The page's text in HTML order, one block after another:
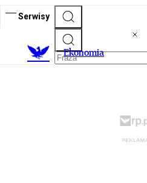
Serwisy
Ekonomia